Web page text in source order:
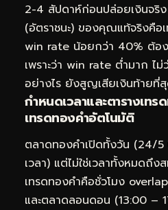
2-4 สัปดาห์ก่อนปล่อยเงินจริ
(อัตราชนะ) ของคุณแท้จริงคือ
win rate น้อยกว่า 40% ต้อง
เพราะว่า win rate ต่ำมาก ไม่
อย่างไร ยังสูญเสียเงินท้ายที่
กำหนดเวลาและตารางเทร
เทรดทองคำอัตโนมัติ
ตลาดทองคำเปิดทั้งวัน (24/
เวลา) แต่ไม่ใช่เวลาทั้งหมดถึง
เทรดทองคำคือชั่วโมง
และตลาดลอนดอน (13:00 –